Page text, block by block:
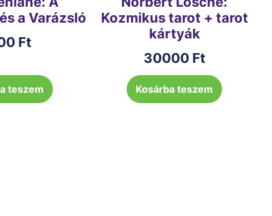
a Varázsló
Ft
teszem
Kozmikus tarot + tarot
kártyák
30000 Ft
Kosárba teszem